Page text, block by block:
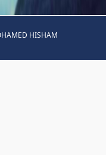
HISHAM